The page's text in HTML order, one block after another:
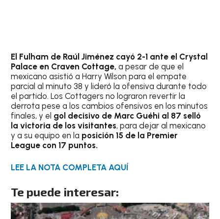
El Fulham de Raúl Jiménez cayó 2-1 ante el Crystal
Palace en Craven Cottage,a pesar de que el
mexicano asistió a Harry Wilson para el empate
parcial al minuto 38 y lideró la ofensiva durante todo
el partido. Los Cottagers no lograron revertir la
derrota pese a los cambios ofensivos en los minutos
finales, y el gol decisivo de Marc Guéhi al 87 selló
la victoria de los visitantes, para dejar al mexicano
y a su equipo en la posición 15 de la Premier
League con 17 puntos.
LEE LA NOTA COMPLETA AQUÍ
Te puede interesar: